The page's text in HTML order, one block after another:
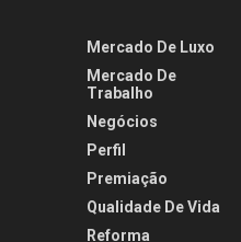
Mercado De Luxo
Mercado De
Trabalho
Negócios
Perfil
Premiação
Qualidade De Vida
Reforma